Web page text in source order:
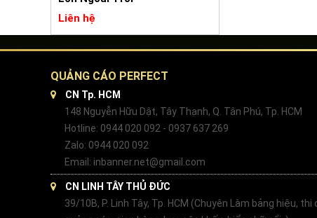
Liên hệ
QUẢNG CÁO PERFECT
CN Tp. HCM
148 Nguyễn Hữu Dật, Tây Thạnh, Q. Tân Phú, Tp. HCM
Hotline: 0944 020 092 - 0937 637 269
Zalo: 0944 020 092
Email: inbanner.net@gmail.com
CN LINH TÂY THỦ ĐỨC
39/10B, P. Linh Tây, Tp. HCM (Chuyên Làm bảng hiệu, thi